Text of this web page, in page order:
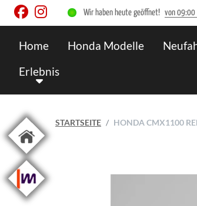
Wir haben heute geöffnet! von
Home Honda Modelle
Erlebnis
STARTSEITE HONDA CMX1100